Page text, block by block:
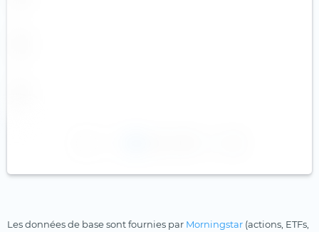
Les données de base sont fournies par Morningstar (actions, ETFs,